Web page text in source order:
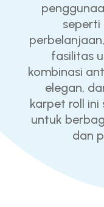
seperti
fasilitas
kombinasi
elegan,
karpet roll ini
untuk
dan